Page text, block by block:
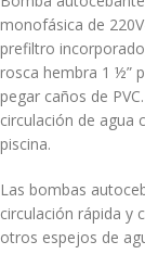
monofásica de
prefiltro
rosca hembra 1 ½”
pegar caños de
circulación de agua
piscina.
Las bombas
circulación rápida y
otros espejos de